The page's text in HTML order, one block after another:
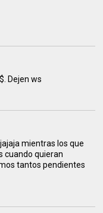
Dejen ws
mientras los que
cuando quieran
tantos pendientes